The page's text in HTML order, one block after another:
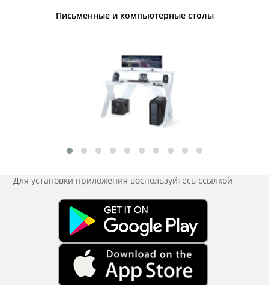
Письменные и компьютерные столы
Для установки приложения воспользуйтесь ссылкой